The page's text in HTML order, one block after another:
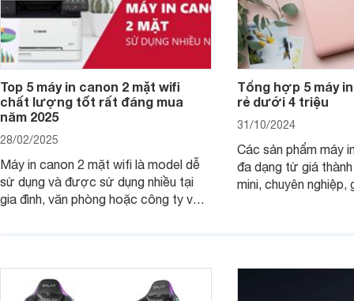
Top 5 máy in canon 2 mặt wifi
chất lượng tốt rất đáng mua
năm 2025
28/02/2025
Máy in canon 2 mặt wifi là model dễ
sử dụng và được sử dụng nhiều tại
gia đình, văn phòng hoặc công ty vừa
Tổng hợp 5 máy
rẻ dưới 4 triệu
31/10/2024
Các sản phẩm máy
đa dạng từ giá
mini, chuyên nghiệp,